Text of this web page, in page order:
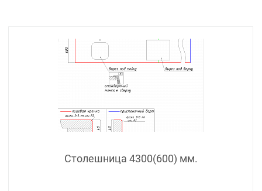
Столешница 4300(600) мм.